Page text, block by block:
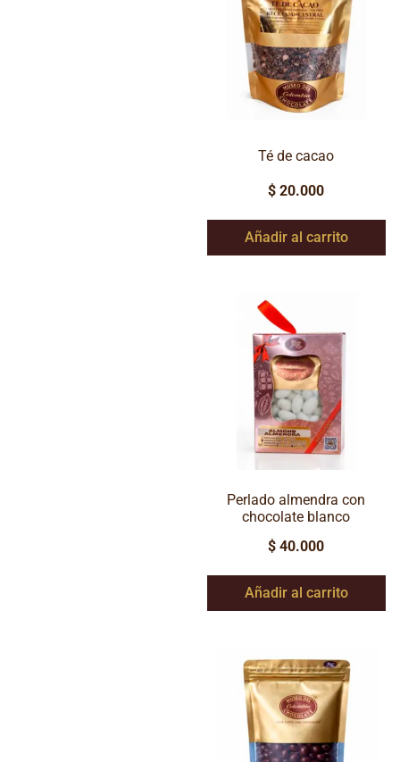
Té de cacao
$ 20.000
Añadir al carrito
Perlado almendra con
chocolate blanco
$ 40.000
Añadir al carrito